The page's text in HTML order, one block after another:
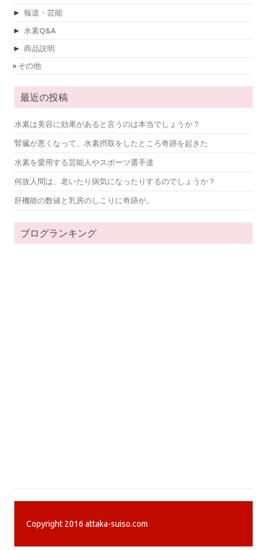
► 報道・芸能
► 水素Q&A
► 商品説明
その他
最近の投稿
水素は美容に効果があると言うのは本当でしょうか？
腎臓が悪くなって、水素摂取をしたところ奇跡を起きた
水素を愛用する芸能人やスポーツ選手達
何故人間は、老いたり病気になったりするのでしょうか？
肝機能の数値と乳房のしこりに奇跡が。
ブログランキング
Copyright 2016 attaka-suiso.com